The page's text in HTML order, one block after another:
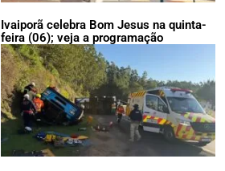
Ivaiporã celebra Bom Jesus na quinta-
feira (06); veja a programação